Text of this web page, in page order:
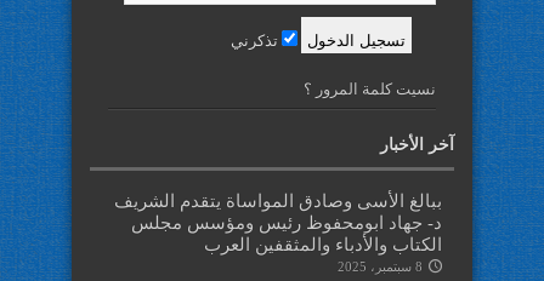
تذكرني
نسيت كلمة المرور ؟
آخر الأخبار
ببالغ الأسى وصادق المواساة يتقدم الشريف
د- جهاد ابومحفوظ رئيس ومؤسس مجلس
الكتاب والأدباء والمثقفين العرب
8 سبتمبر، 2025